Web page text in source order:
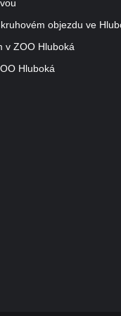
na hřbitově v
v Teplicích nad
v Teplicích
u vodojemu v severní
objezdu ve
v ZOO Hluboká
Hluboká